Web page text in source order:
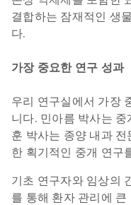
결합하는 잠재적인 생
다.
가장 중요한 연구 성과
우리 연구실에서 가장
니다. 민아름 박사는
훈 박사는 종양 내과
한 획기적인 중개 연구
기초 연구자와 임상의
를 통해 환자 관리에